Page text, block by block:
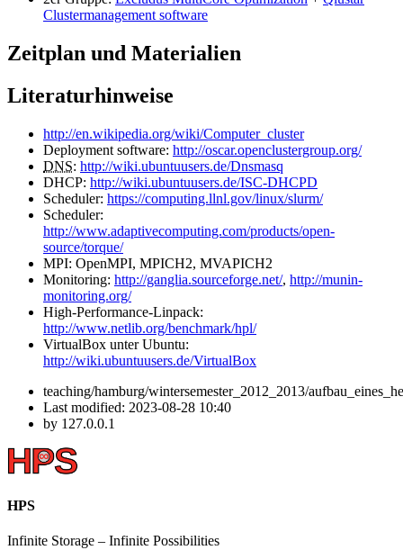
Clustermanagement software
Zeitplan und Materialien
Literaturhinweise
http://en.wikipedia.org/wiki/Computer_cluster
Deployment software: http://oscar.openclustergroup.org/
DNS: http://wiki.ubuntuusers.de/Dnsmasq
DHCP: http://wiki.ubuntuusers.de/ISC-DHCPD
Scheduler: https://computing.llnl.gov/linux/slurm/
Scheduler:
http://www.adaptivecomputing.com/products/open-
source/torque/
MPI: OpenMPI, MPICH2, MVAPICH2
Monitoring: http://ganglia.sourceforge.net/, http://munin-
monitoring.org/
High-Performance-Linpack:
http://www.netlib.org/benchmark/hpl/
VirtualBox unter Ubuntu:
http://wiki.ubuntuusers.de/VirtualBox
teaching/hamburg/wintersemester_2012_2013/
Last modified: 2023-08-28 10:40
by 127.0.0.1
HPS
Infinite Storage – Infinite Possibilities